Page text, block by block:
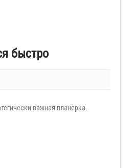
быстро
важная планёрка.